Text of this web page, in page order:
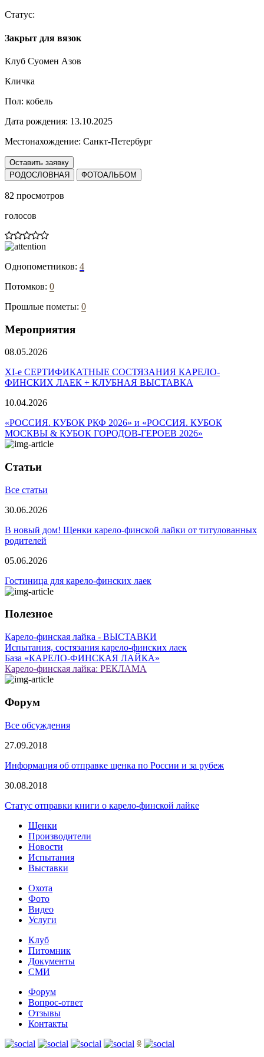
Статус:
Закрыт для вязок
Клуб Суомен Азов
Кличка
Пол: кобель
Дата рождения: 13.10.2025
Местонахождение: Санкт-Петербург
Оставить заявку
РОДОСЛОВНАЯ
ФОТОАЛЬБОМ
82 просмотров
голосов
Однопометников: 4
Потомков: 0
Прошлые пометы: 0
Мероприятия
08.05.2026
ХI-е СЕРТИФИКАТНЫЕ СОСТЯЗАНИЯ КАРЕЛО-
ФИНСКИХ ЛАЕК + КЛУБНАЯ ВЫСТАВКА
10.04.2026
«РОССИЯ. КУБОК РКФ 2026» и «РОССИЯ. КУБОК
МОСКВЫ & КУБОК ГОРОДОВ-ГЕРОЕВ 2026»
Статьи
Все статьи
30.06.2026
В новый дом! Щенки карело-финской лайки от титулованных
родителей
05.06.2026
Гостиница для карело-финских лаек
Полезное
Карело-финская лайка - ВЫСТАВКИ
Испытания, состязания карело-финских лаек
База «КАРЕЛО-ФИНСКАЯ ЛАЙКА»
Карело-финская лайка: РЕКЛАМА
Форум
Все обсуждения
27.09.2018
Информация об отправке щенка по России и за рубеж
30.08.2018
Статус отправки книги о карело-финской лайке
Щенки
Производители
Новости
Испытания
Выставки
Охота
Фото
Видео
Услуги
Клуб
Питомник
Документы
СМИ
Форум
Вопрос-ответ
Отзывы
Контакты